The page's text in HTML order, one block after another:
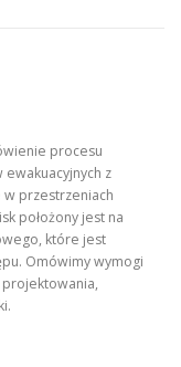
procesu
z
przestrzeniach
położony jest na
które jest
Omówimy wymogi